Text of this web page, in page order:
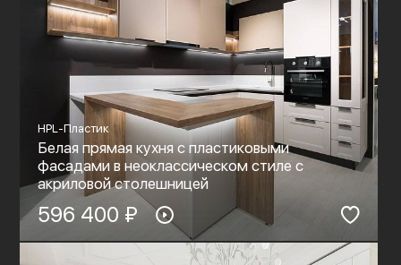
HPL-Пластик
Белая прямая кухня с пластиковыми
фасадами в неоклассическом стиле c
акриловой столешницей
596 400 ₽